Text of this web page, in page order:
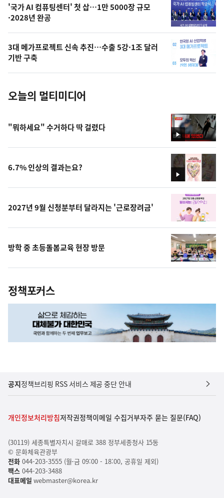
오
의
사
진
'국가 AI 컴퓨팅센터' 첫 삽…1만 5000장 규모
·2028년 완공
3대 메가프로젝트 신속 추진…수출 5강·1조 달러
기반 구축
오늘의 멀티미디어
영
상
"뭐하세요" 수거하다 딱 걸렸다
영
상
6.7% 인상의 결과는요?
2027년 9월 신청분부터 달라지는 '근로장려금'
방학 중 초등돌봄교육 현장 방문
정책포커스
공지정책브리핑 RSS 서비스 제공 중단 안내
개인정보처리방침저작권정책이메일 수집거부자주 묻는 질문(FAQ)
(30119) 세종특별자치시 갈매로 388 정부세종청사 15동
© 문화체육관광부
전화044-203-3555 (월-금 09:00 - 18:00, 공휴일 제외)
팩스044-203-3488
대표메일 webmaster@korea.kr